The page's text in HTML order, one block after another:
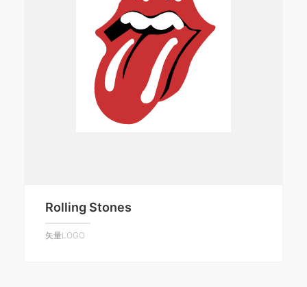
Rolling Stones
矢量LOGO